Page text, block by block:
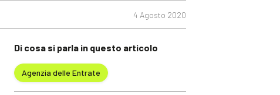
4 Agosto 2020
Di cosa si parla in questo articolo
Agenzia delle Entrate